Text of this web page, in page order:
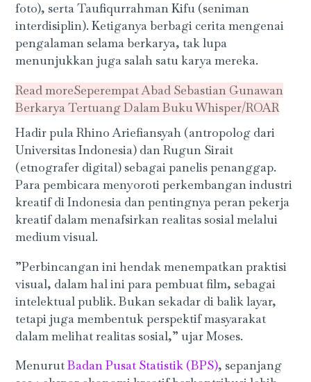
foto), serta Taufiqurrahman Kifu (seniman
interdisiplin). Ketiganya berbagi cerita mengenai
pengalaman selama berkarya, tak lupa
menunjukkan juga salah satu karya mereka.
Read moreSeperempat Abad Sebastian Gunawan
Berkarya Tertuang Dalam Buku Whisper/ROAR
Hadir pula Rhino Ariefiansyah (antropolog dari
Universitas Indonesia) dan Rugun Sirait
(etnografer digital) sebagai panelis penanggap.
Para pembicara menyoroti perkembangan industri
kreatif di Indonesia dan pentingnya peran pekerja
kreatif dalam menafsirkan realitas sosial melalui
medium visual.
”Perbincangan ini hendak menempatkan praktisi
visual, dalam hal ini para pembuat film, sebagai
intelektual publik. Bukan sekadar di balik layar,
tetapi juga membentuk perspektif masyarakat
dalam melihat realitas sosial,” ujar Moses.
MenurutBadan Pusat Statistik (BPS), sepanjang